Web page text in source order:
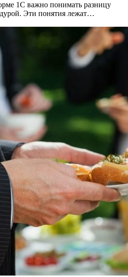
1С важно понимать разницу
Эти понятия лежат…